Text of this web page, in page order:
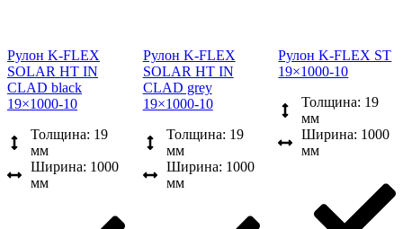
Рулон K-FLEX
SOLAR HT IN
CLAD black
19×1000-10
Толщина: 19
мм
Ширина: 1000
мм
Рулон K-FLEX
SOLAR HT IN
CLAD grey
19×1000-10
Толщина: 19
мм
Ширина: 1000
мм
Рулон K-FLEX ST
19×1000-10
Толщина: 19
мм
Ширина: 1000
мм